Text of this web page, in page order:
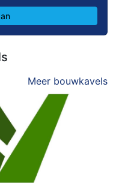
Meer bouwkavels